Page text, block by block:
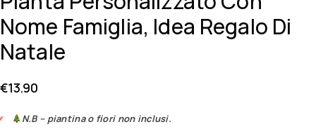
Nome Famiglia, Idea Regalo Di
Natale
€13.90
N.B – piantina o fiori non inclusi.